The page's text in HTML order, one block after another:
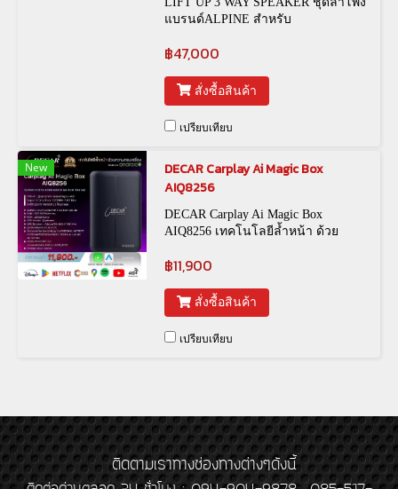
แบรนด์ALPINE สำหรับ
฿47,000
สั่งซื้อสินค้า
เปรียบเทียบ
New
DECAR Carplay Ai Magic Box
AIQ8256
DECAR Carplay Ai Magic Box
AIQ8256 เทคโนโลยีล้ำหน้า ด้วย
(รหัสสินค้า SCR-00075)
฿11,900
สั่งซื้อสินค้า
เปรียบเทียบ
ติดตามเราทางช่องทางต่างๆดังนี้